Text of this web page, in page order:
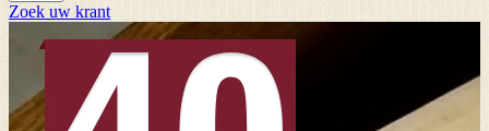
Zoek uw krant